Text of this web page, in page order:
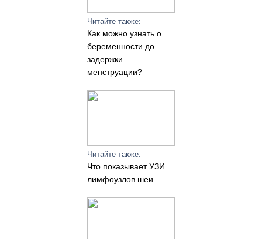
Читайте также:
Как можно узнать о
беременности до
задержки
менструации?
Читайте также:
Что показывает УЗИ
лимфоузлов шеи